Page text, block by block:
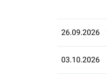
26.09.2026
03.10.2026